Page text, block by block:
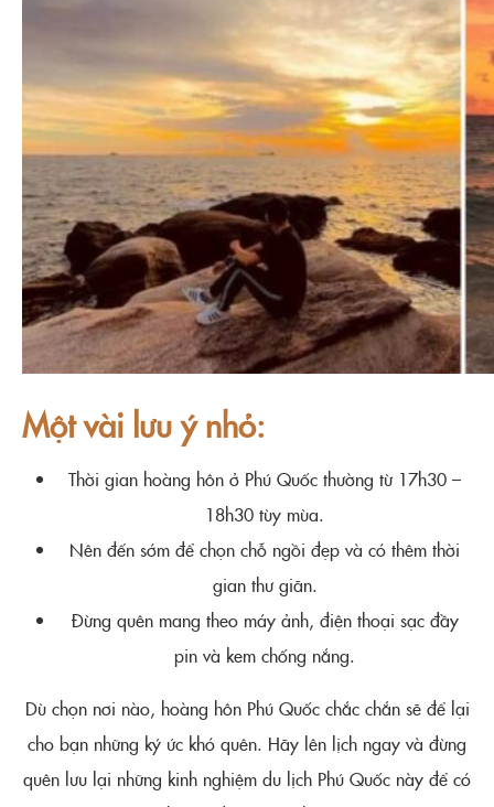
Một vài lưu ý nhỏ:
Thời gian hoàng hôn ở Phú Quốc thường từ 17h30 –
18h30 tùy mùa.
Nên đến sớm để chọn chỗ ngồi đẹp và có thêm thời
gian thư giãn.
Đừng quên mang theo máy ảnh, điện thoại sạc đầy
pin và kem chống nắng.
Dù chọn nơi nào, hoàng hôn Phú Quốc chắc chắn sẽ để lại
cho bạn những ký ức khó quên. Hãy lên lịch ngay và đừng
quên lưu lại những kinh nghiệm du lịch Phú Quốc này để có